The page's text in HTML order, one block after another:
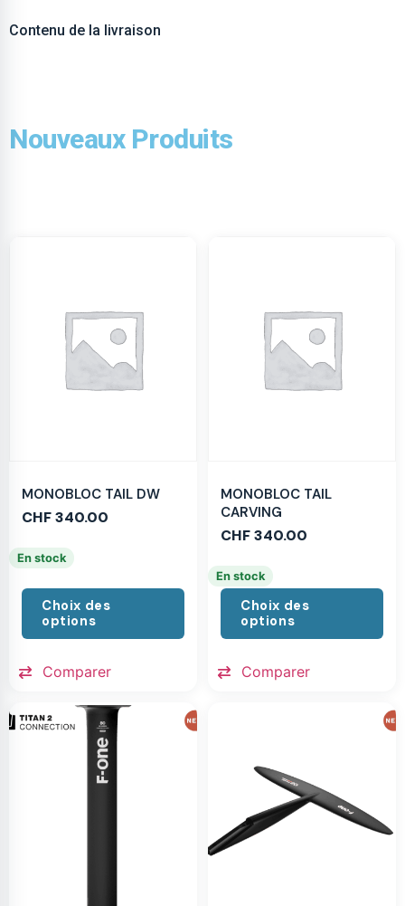
Contenu de la livraison
Nouveaux Produits
MONOBLOC TAIL DW
CHF340.00
En stock
Choix des
options
Comparer
MONOBLOC TAIL
CARVING
CHF340.00
En stock
Choix des
options
Comparer